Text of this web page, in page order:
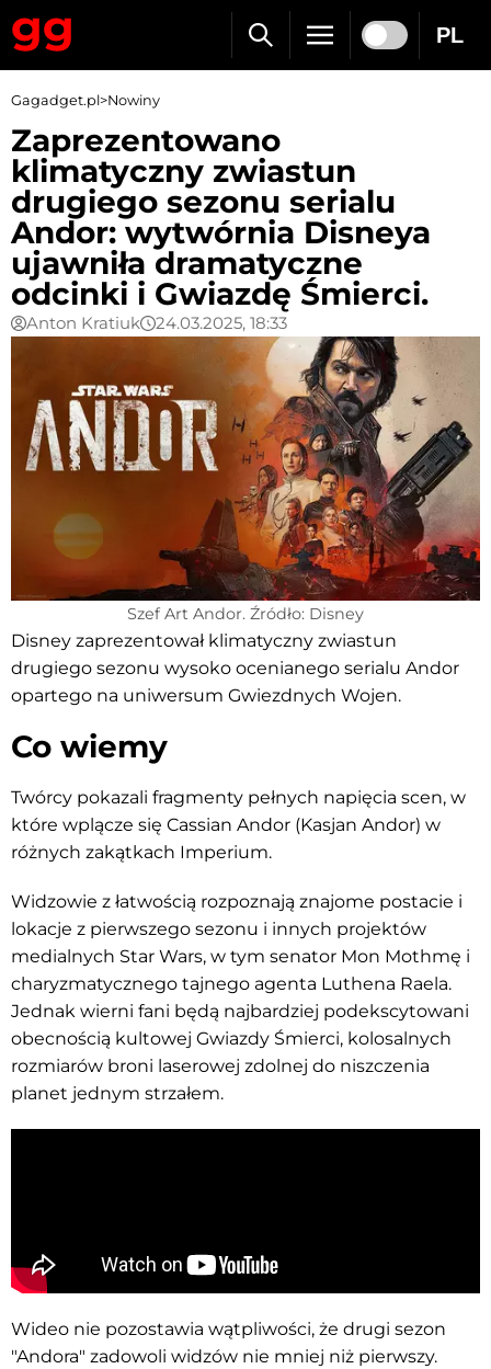
PL
Gagadget.pl>Nowiny
Zaprezentowano
klimatyczny zwiastun
drugiego sezonu serialu
Andor: wytwórnia Disneya
ujawniła dramatyczne
odcinki i Gwiazdę Śmierci.
Anton Kratiuk 24.03.2025, 18:33
Szef Art Andor. Źródło: Disney
Disney zaprezentował klimatyczny zwiastun
drugiego sezonu wysoko ocenianego serialu Andor
opartego na uniwersum Gwiezdnych Wojen.
Co wiemy
Twórcy pokazali fragmenty pełnych napięcia scen, w
które wplącze się Cassian Andor (Kasjan Andor) w
różnych zakątkach Imperium.
Widzowie z łatwością rozpoznają znajome postacie i
lokacje z pierwszego sezonu i innych projektów
medialnych Star Wars, w tym senator Mon Mothmę i
charyzmatycznego tajnego agenta Luthena Raela.
Jednak wierni fani będą najbardziej podekscytowani
obecnością kultowej Gwiazdy Śmierci, kolosalnych
rozmiarów broni laserowej zdolnej do niszczenia
planet jednym strzałem.
Wideo nie pozostawia wątpliwości, że drugi sezon
"Andora" zadowoli widzów nie mniej niż pierwszy.